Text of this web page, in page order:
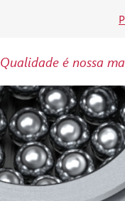
Qualidade é nossa